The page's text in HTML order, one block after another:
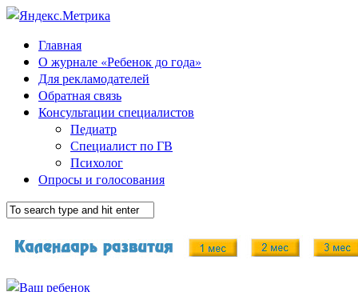
Главная
О журнале «Ребенок до года»
Для рекламодателей
Обратная связь
Консультации специалистов
Педиатр
Специалист по ГВ
Психолог
Опросы и голосования